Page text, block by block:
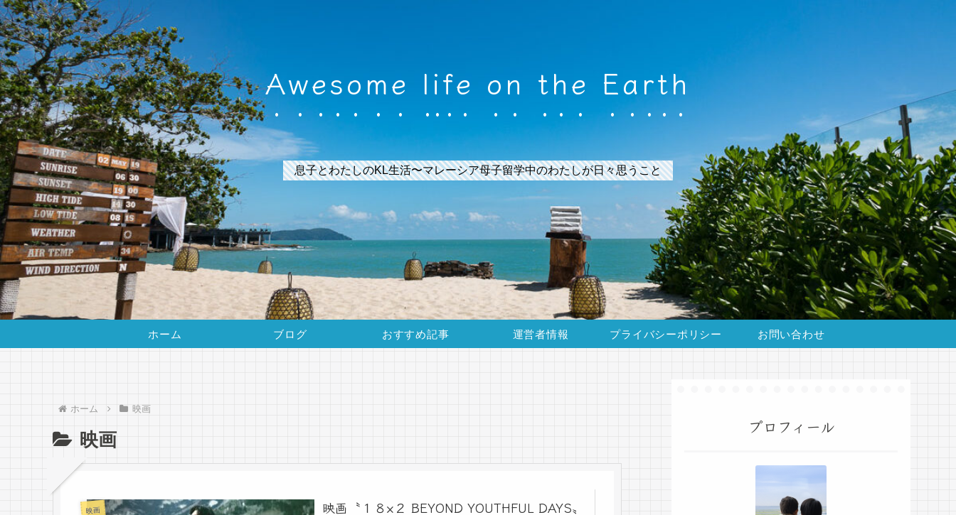
Awesome life on the Earth
息子とわたしのKL生活〜マレーシア母子留学中のわたしが日々思うこと
ホーム ブログ おすすめ記事 運営者情報 プライバシーポリシー お問い合わせ
ホーム 映画
映画
映画
映画〝１８×２ BEYOND YOUTHFUL DAYS〟
プロフィール